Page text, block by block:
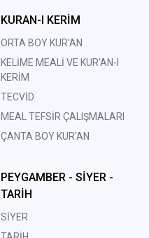
KURAN-I KERİM
ORTA BOY KUR'AN
KELİME MEALİ VE KUR'AN-I
KERİM
TECVİD
MEAL TEFSİR ÇALIŞMALARI
ÇANTA BOY KUR'AN
PEYGAMBER - SİYER -
TARİH
SİYER